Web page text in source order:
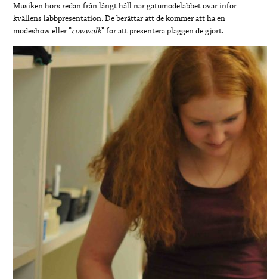
Musiken hörs redan från långt håll när gatumodelabbet övar inför
kvällens labbpresentation. De berättar att de kommer att ha en
modeshow eller ”cowwalk” för att presentera plaggen de gjort.